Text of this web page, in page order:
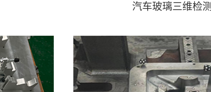
汽车玻璃三维检测